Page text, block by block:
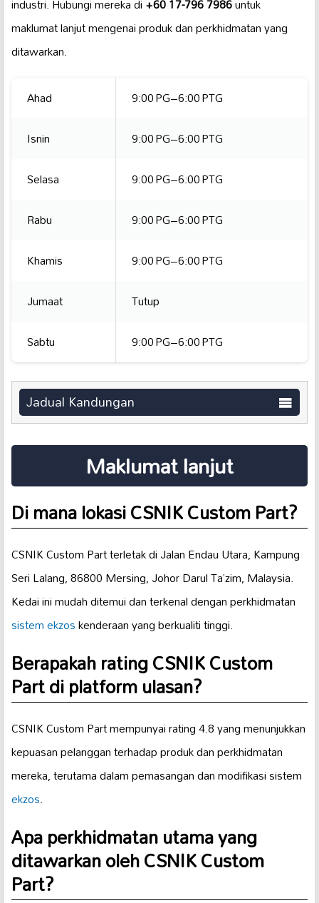
maklumat lanjut mengenai produk dan perkhidmatan yang
ditawarkan.
Ahad
9:00 PG–6:00 PTG
Isnin
9:00 PG–6:00 PTG
Selasa
9:00 PG–6:00 PTG
Rabu
9:00 PG–6:00 PTG
Khamis
9:00 PG–6:00 PTG
Jumaat
Tutup
Sabtu
9:00 PG–6:00 PTG
Jadual Kandungan
Maklumat lanjut
Di mana lokasi CSNIK Custom Part?
CSNIK Custom Part terletak di Jalan Endau Utara, Kampung
Seri Lalang, 86800 Mersing, Johor Darul Ta’zim, Malaysia.
Kedai ini mudah ditemui dan terkenal dengan perkhidmatan
sistem ekzoskenderaan yang berkualiti tinggi.
Berapakah rating CSNIK Custom
Part di platform ulasan?
CSNIK Custom Part mempunyai rating 4.8 yang menunjukkan
kepuasan pelanggan terhadap produk dan perkhidmatan
mereka, terutama dalam pemasangan dan modifikasi sistem
ekzos.
Apa perkhidmatan utama yang
ditawarkan oleh CSNIK Custom
Part?